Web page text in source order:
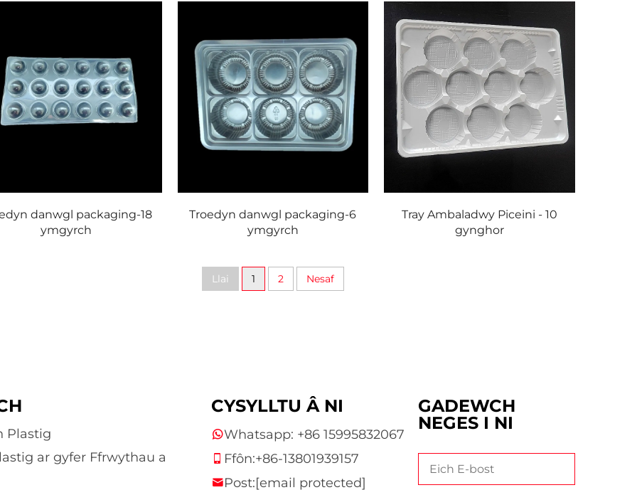
danwgl packaging-18
ymgyrch
Troedyn danwgl packaging-6
ymgyrch
Tray Ambaladwy Piceini - 10
gynghor
Llai 1 2 Nesaf
Plastig
ar gyfer Ffrwythau a
CYSYLLTU Â NI
Whatsapp: +86 15995832067
Ffôn:+86-13801939157
Post:[email protected]
GADEWCH
NEGES I NI